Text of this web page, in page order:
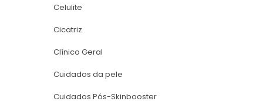
Celulite
Cicatriz
Clínico Geral
Cuidados da pele
Cuidados Pós-Skinbooster